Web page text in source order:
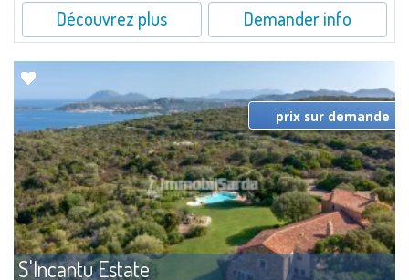
Découvrez plus Demander info
S'Incantu Estate
prix sur demande